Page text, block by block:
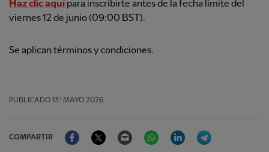
Haz clic aquí para inscribirte antes de la fecha límite del
viernes 12 de junio (09:00 BST).
Se aplican términos y condiciones.
PUBLICADO 13º MAYO 2026
COMPARTIR
FacebookTwitter Email WhatsAppLinkedIn